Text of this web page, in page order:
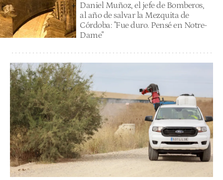
Daniel Muñoz, el jefe de Bomberos,
al año de salvar la Mezquita de
Córdoba: "Fue duro. Pensé en Notre-
Dame"